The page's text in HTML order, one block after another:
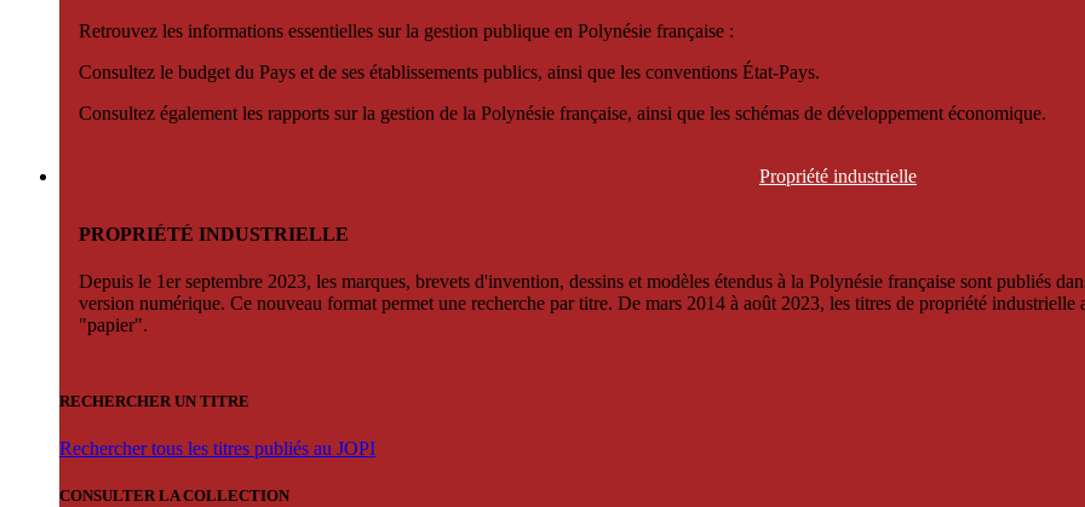
Retrouvez les informations essentielles sur la gestion publique en Polynésie française :
Consultez le budget du Pays et de ses établissements publics, ainsi que les conventions État-Pays.
Consultez également les rapports sur la gestion de la Polynésie française, ainsi que les schémas de développement économique.
Propriété industrielle
PROPRIÉTÉ INDUSTRIELLE
Depuis le 1er septembre 2023, les marques, brevets d'invention, dessins et modèles étendus à la Polynésie française sont publiés
version numérique. Ce nouveau format permet une recherche par titre. De mars 2014 à août 2023, les titres de propriété
"papier".
RECHERCHER UN TITRE
Rechercher tous les titres publiés au JOPI
CONSULTER LA COLLECTION